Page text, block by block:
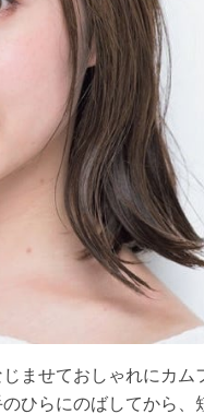
ませておしゃれにカム
ひらにのばしてから、